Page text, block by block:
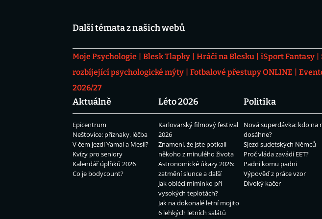
Další témata z našich webů
Moje Psychologie Blesk Tlapky Hráči na Blesku iSport Fantasy
rozbíjející psychologické mýty
Fotbalové přestupy ONLINE
2026/27
Aktuálně
Epicentrum
Neštovice: příznaky, léčba
V čem jezdí Yamal a Mesii?
Kvízy pro seniory
Kalendář úplňků 2026
Co je bodycount?
Léto 2026
Karlovarský filmový festival
2026
Znamení, že jste potkali
někoho z minulého života
Astronomické úkazy 2026:
zatmění slunce a další
Jak obléci miminko při
vysokých teplotách?
Jak na dokonalé letní mojito
6 lehkých letních salátů
Politika
Nová superdávka: kdo na
dosáhne?
Sjezd sudetských Němců
Proč vláda zavádí EET?
Padni komu padni
Výpověď z práce vzor
Divoký kačer